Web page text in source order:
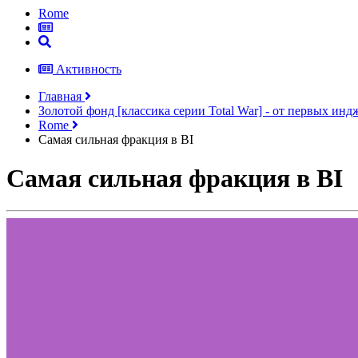
Rome
Активность
Главная
Золотой фонд [классика серии Total War] - от первых
Rome
Самая сильная фракция в BI
Самая сильная фракция в BI